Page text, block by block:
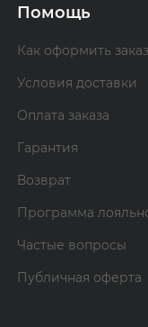
Помощь
Как оформить заказ
Условия доставки
Оплата заказа
Гарантия
Возврат
Программа
Частые вопросы
Публичная оферта